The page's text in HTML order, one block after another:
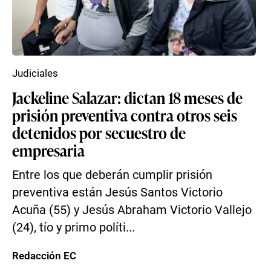
Jackeline Salazar: dictan 18 meses de
prisión preventiva contra otros seis
detenidos por secuestro de
empresaria
Entre los que deberán cumplir prisión
preventiva están Jesús Santos Victorio
Acuña (55) y Jesús Abraham Victorio Vallejo
(24), tío y primo políti...
Judiciales
Redacción EC